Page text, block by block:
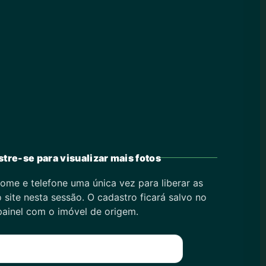
se para visualizar mais fotos
e telefone uma única vez para liberar as
nesta sessão. O cadastro ficará salvo no
com o imóvel de origem.